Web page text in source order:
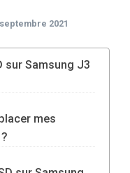
2021
sur Samsung J3
mes